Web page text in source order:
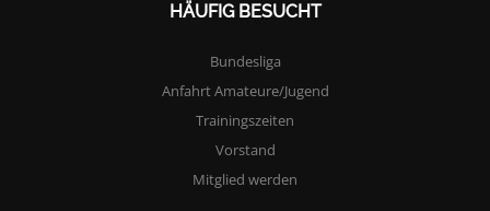
HÄUFIG BESUCHT
Bundesliga
Anfahrt Amateure/Jugend
Trainingszeiten
Vorstand
Mitglied werden